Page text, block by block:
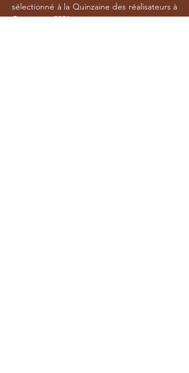
sélectionné à la Quinzaine des réalisateurs à
Cannes en 2021.